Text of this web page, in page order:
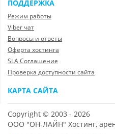
ПОДДЕРЖКА
Режим работы
Viber чат
Вопросы и ответы
Оферта хостинга
SLA Соглашение
Проверка доступности сайта
КАРТА САЙТА
Copyright © 2003 - 2026
ООО "ОН-ЛАЙН" Хостинг,